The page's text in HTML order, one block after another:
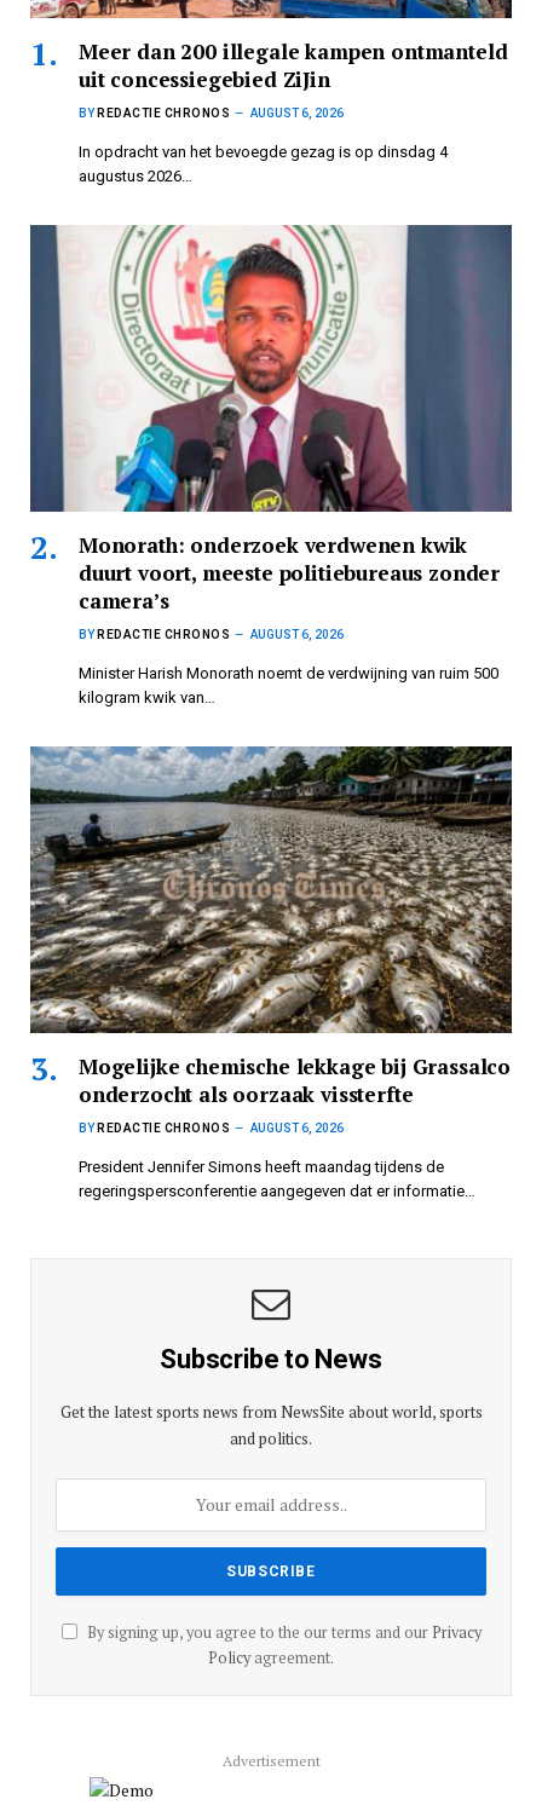
Meer dan 200 illegale kampen ontmanteld
uit concessiegebied ZiJin
BY REDACTIE CHRONOS AUGUST 6, 2026
In opdracht van het bevoegde gezag is op dinsdag 4
augustus 2026…
Monorath: onderzoek verdwenen kwik
duurt voort, meeste politiebureaus zonder
camera’s
BY REDACTIE CHRONOS AUGUST 6, 2026
Minister Harish Monorath noemt de verdwijning van ruim 500
kilogram kwik van…
Mogelijke chemische lekkage bij Grassalco
onderzocht als oorzaak vissterfte
BY REDACTIE CHRONOS AUGUST 6, 2026
President Jennifer Simons heeft maandag tijdens de
regeringspersconferentie aangegeven dat er informatie…
Subscribe to News
Get the latest sports news from NewsSite about world, sports
and politics.
By signing up, you agree to the our terms and our Privacy
Policyagreement.
Advertisement